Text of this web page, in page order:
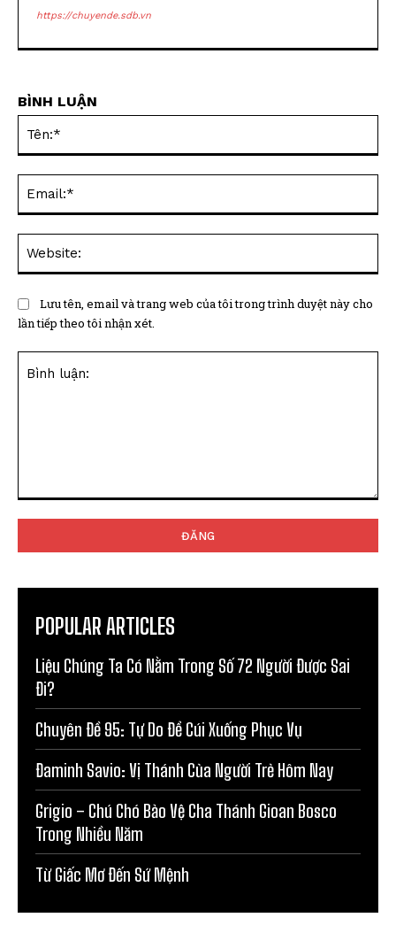
https://chuyende.sdb.vn
BÌNH LUẬN
Lưu tên, email và trang web của tôi trong trình duyệt này cho
lần tiếp theo tôi nhận xét.
POPULAR ARTICLES
Liệu Chúng Ta Có Nằm Trong Số 72 Người Được Sai
Đi?
Chuyên Đề 95: Tự Do Để Cúi Xuống Phục Vụ
Đaminh Savio: Vị Thánh Của Người Trẻ Hôm Nay
Grigio – Chú Chó Bảo Vệ Cha Thánh Gioan Bosco
Trong Nhiều Năm
Từ Giấc Mơ Đến Sứ Mệnh